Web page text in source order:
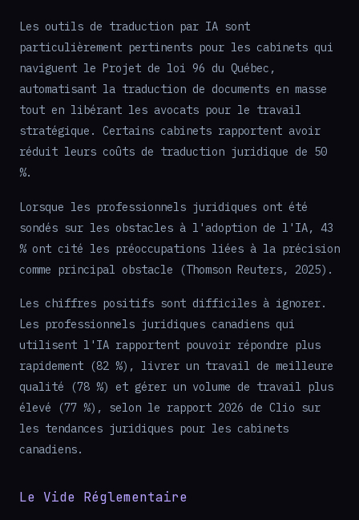
Les outils de traduction par IA sont
particulièrement pertinents pour les cabinets qui
naviguent le Projet de loi 96 du Québec,
automatisant la traduction de documents en masse
tout en libérant les avocats pour le travail
stratégique. Certains cabinets rapportent avoir
réduit leurs coûts de traduction juridique de 50
%.
Lorsque les professionnels juridiques ont été
sondés sur les obstacles à l'adoption de l'IA, 43
% ont cité les préoccupations liées à la précision
comme principal obstacle (Thomson Reuters, 2025).
Les chiffres positifs sont difficiles à ignorer.
Les professionnels juridiques canadiens qui
utilisent l'IA rapportent pouvoir répondre plus
rapidement (82 %), livrer un travail de meilleure
qualité (78 %) et gérer un volume de travail plus
élevé (77 %), selon le rapport 2026 de Clio sur
les tendances juridiques pour les cabinets
canadiens.
Le Vide Réglementaire